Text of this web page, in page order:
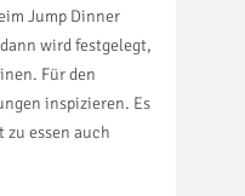
Jump Dinner
wird festgelegt,
Für den
inspizieren. Es
essen auch